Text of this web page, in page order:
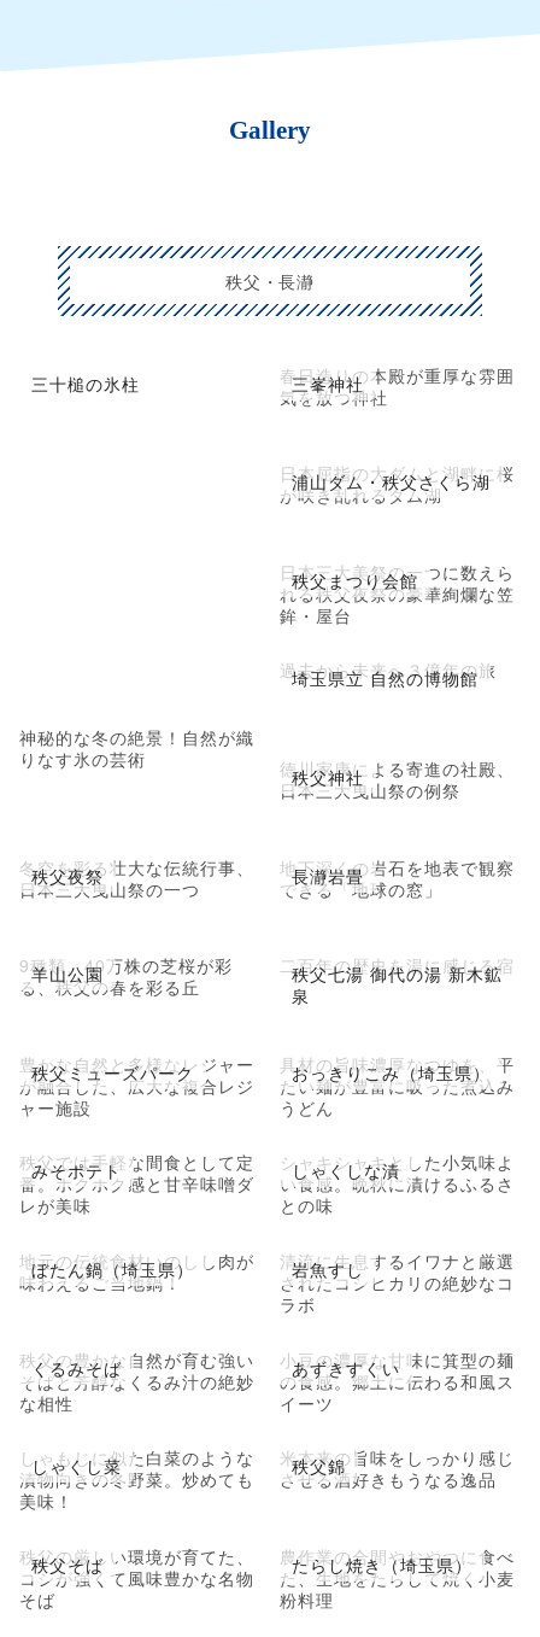
Gallery
秩父・長瀞
三十槌の氷柱
神秘的な冬の絶景！自然が織
りなす氷の芸術
三峯神社
春日造りの本殿が重厚な雰囲
気を放つ神社
浦山ダム・秩父さくら湖
日本屈指の大ダムと湖畔に桜
が咲き乱れるダム湖
秩父まつり会館
日本三大美祭の一つに数えら
れる秩父夜祭の豪華絢爛な笠
鉾・屋台
埼玉県立 自然の博物館
過去から未来へ３億年の旅
秩父神社
徳川家康による寄進の社殿、
日本三大曳山祭の例祭
秩父夜祭
冬空を彩る壮大な伝統行事、
日本三大曳山祭の一つ
長瀞岩畳
地下深くの岩石を地表で観察
できる「地球の窓」
羊山公園
9種類、40万株の芝桜が彩
る、秩父の春を彩る丘
秩父七湯 御代の湯 新木鉱
泉
二百年の歴史を湯に感じる宿
秩父ミューズパーク
豊かな自然と多様なレジャー
が融合した、広大な複合レジ
ャー施設
おっきりこみ（埼玉県）
具材の旨味濃厚なつゆを、平
たい麺が豊富に吸った煮込み
うどん
みそポテト
秩父では手軽な間食として定
番。ホクホク感と甘辛味噌ダ
レが美味
しゃくしな漬
シャキシャキとした小気味よ
い食感。晩秋に漬けるふるさ
との味
ぼたん鍋（埼玉県）
地元の伝統食材いのしし肉が
味わえるご当地鍋！
岩魚すし
清流に生息するイワナと厳選
されたコシヒカリの絶妙なコ
ラボ
くるみそば
秩父の豊かな自然が育む強い
そばと芳醇なくるみ汁の絶妙
な相性
あずきすくい
小豆の濃厚な甘味に箕型の麺
の食感。郷土に伝わる和風ス
イーツ
しゃくし菜
しゃもじに似た白菜のような
漬物向きの冬野菜。炒めても
美味！
秩父錦
米本来の旨味をしっかり感じ
させる酒好きもうなる逸品
秩父そば
秩父の厳しい環境が育てた、
コシが強くて風味豊かな名物
そば
たらし焼き（埼玉県）
農作業の合間やおやつに食べ
た、生地をたらして焼く小麦
粉料理